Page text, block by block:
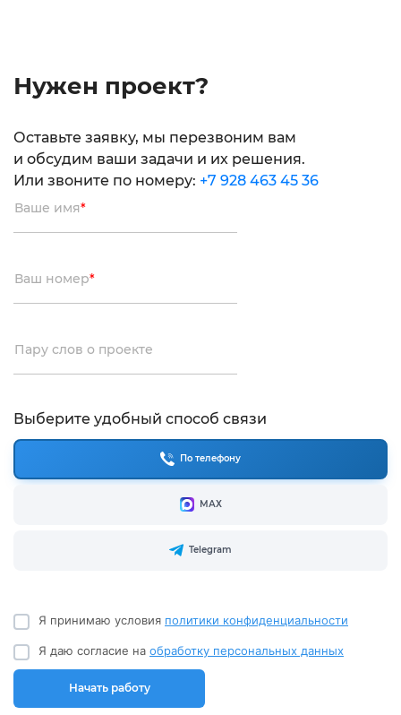
Нужен проект?
Оставьте заявку, мы перезвоним вам
и обсудим ваши задачи и их решения.
Или звоните по номеру: +7 928 463 45 36
Ваше имя*
Ваш номер*
Пару слов о проекте
Выберите удобный способ связи
По телефону
МАХ
Telegram
Я принимаю условия политики конфиденциальности
Я даю согласие на обработку персональных данных
Начать работу